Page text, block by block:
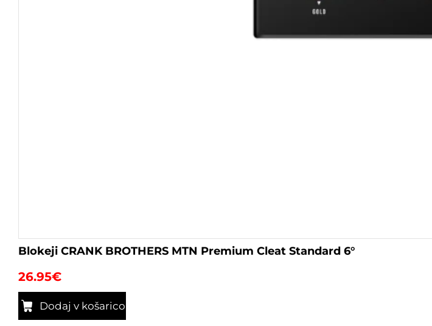
Blokeji CRANK BROTHERS MTN Premium Cleat Standard 6°
26.95€
Dodaj v košarico